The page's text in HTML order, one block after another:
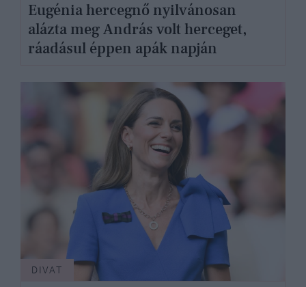
Eugénia hercegnő nyilvánosan
alázta meg András volt herceget,
ráadásul éppen apák napján
DIVAT